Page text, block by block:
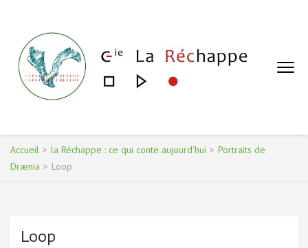
contenu
(Pressez
Entrée)
COMPAGNIE LA RÉCHAPPE – SANDRINE DE
GÉA
Accueil > la Réchappe : ce qui conte aujourd'hui > Portraits de
Drænia > Loop
Loop